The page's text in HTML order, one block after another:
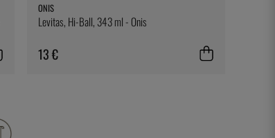
ONIS
Levitas, Hi-Ball, 343 ml - Onis
13 €